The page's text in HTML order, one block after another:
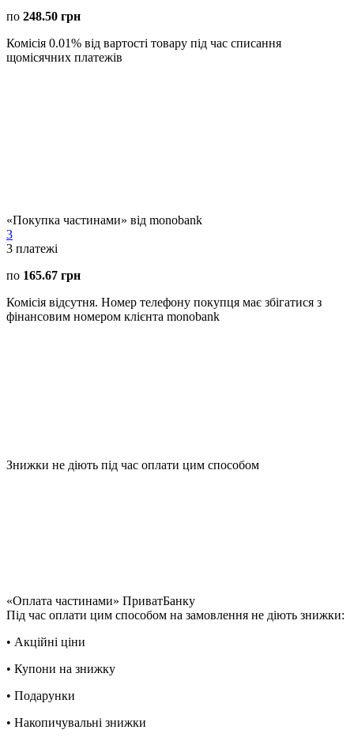
по 248.50 грн
Комісія 0.01% від вартості товару під час списання
щомісячних платежів
«Покупка частинами» від monobank
3
3 платежі
по 165.67 грн
Комісія відсутня. Номер телефону покупця має збігатися з
фінансовим номером клієнта monobank
Знижки не діють під час оплати цим способом
«Оплата частинами» ПриватБанку
Під час оплати цим способом на замовлення не діють знижки:
• Акційні ціни
• Купони на знижку
• Подарунки
• Накопичувальні знижки